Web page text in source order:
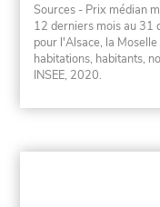
Sources - Prix médian
12 derniers mois au 31
pour l'Alsace, la
habitations, habitants,
INSEE, 2020.